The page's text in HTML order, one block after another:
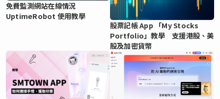
免費監測網站在線情況
UptimeRobot 使用教學
股票記帳 App 「My Stocks
Portfolio」教學 支援港股、美
股及加密貨幣